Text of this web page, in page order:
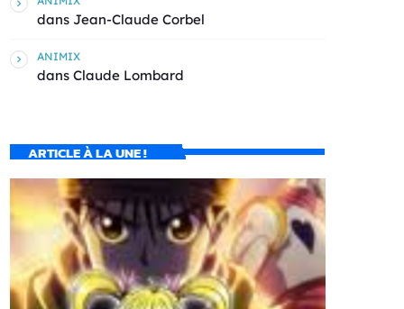
dans Jean-Claude Corbel
ANIMIX
dans Claude Lombard
ARTICLE À LA UNE !